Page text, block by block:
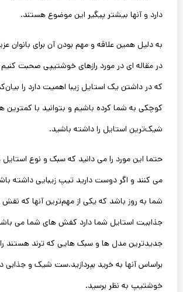
دارد و آنها بیشتر پیگیر این موضوع هستند.
به دلیل همین علاقه و مهم بودن آن برای بانوان
در مقاله ای در مورد رازهای خوشتیپی صحبت
که در داشتن یک استایل زیبا اهمیت دارد را
کوچکی به شما کرده باشیم و بتوانید با کمترین
شیک‌ترین استایل را داشته باشید.
حتما این مورد را می دانید که سبک و نوع استایل
می کنند و اگر دوست دارید تیپ زیبایی داشته
شما به روز باشد که یکی از مهم‌ترین آنها که نقش
جذابیت استایل شما دارد کفش های شما می
جدیدترین مدل ها و سبک هایی که ترند هستند
براساس آنها به خرید بپردازید.ست شیک و جذابی
خوشتیپ به نظر برسید.